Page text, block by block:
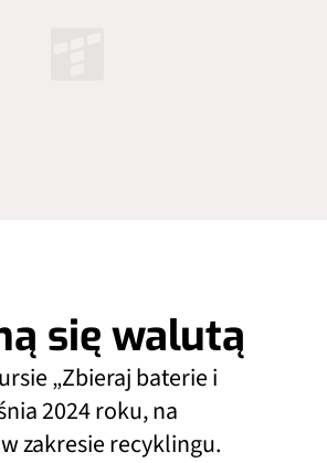
się walutą
„Zbieraj baterie i
2024 roku, na
zakresie recyklingu.